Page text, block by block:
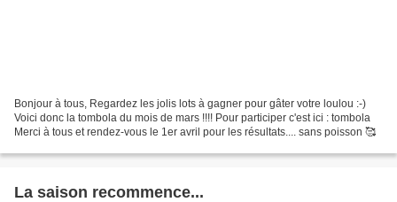
Bonjour à tous, Regardez les jolis lots à gagner pour gâter votre loulou :-)
Voici donc la tombola du mois de mars !!!! Pour participer c'est ici : tombola
Merci à tous et rendez-vous le 1er avril pour les résultats.... sans poisson 🥰
La saison recommence...